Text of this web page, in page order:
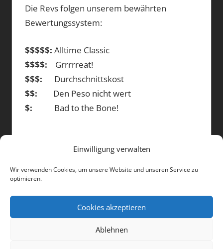
Einwilligung verwalten
Wir verwenden Cookies, um unsere Website und unseren Service zu
optimieren.
Cookies akzeptieren
Ablehnen
Die Revs folgen unserem bewährten
Bewertungssystem:
$$$$$: Alltime Classic
$$$$: Grrrrreat!
$$$: Durchschnittskost
$$: Den Peso nicht wert
$: Bad to the Bone!
DIE BEITRÄGE